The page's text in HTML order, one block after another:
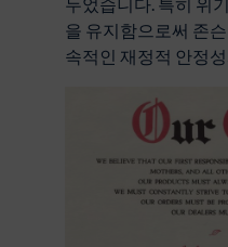
을 유지함으로써 존
속적인 재정적 안정